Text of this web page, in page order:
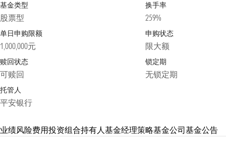
基金类型
股票型
换手率
259%
单日申购限额
1,000,000元
申购状态
限大额
赎回状态
可赎回
锁定期
无锁定期
托管人
平安银行
业绩风险费用投资组合持有人基金经理策略基金公司基金公告